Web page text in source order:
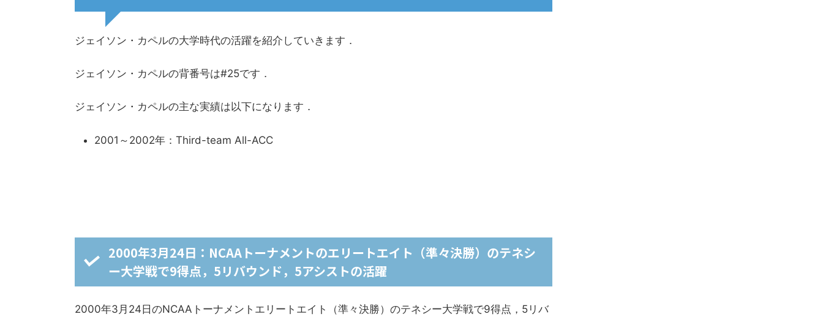
ジェイソン・カペルの大学時代の活躍を紹介していきます．
ジェイソン・カペルの背番号は#25です．
ジェイソン・カペルの主な実績は以下になります．
2001～2002年：Third-team All-ACC
2000年3月24日：NCAAトーナメントのエリートエイト（準々決勝）のテネシ
ー大学戦で9得点，5リバウンド，5アシストの活躍
2000年3月24日のNCAAトーナメントエリートエイト（準々決勝）のテネシー大学戦で9得点，5リバ